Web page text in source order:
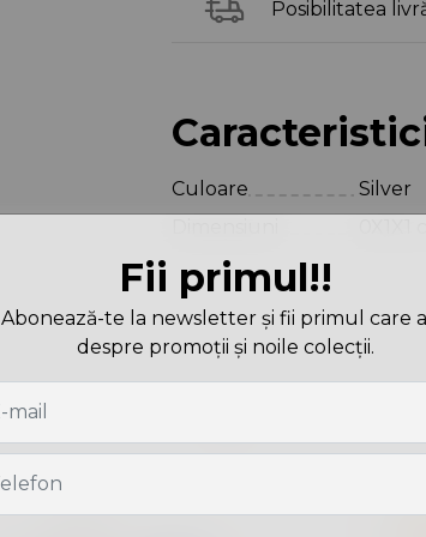
Posibilitatea
Culoare
Silver
Fii primul!!
Abonează-te la newsletter și fii primul care
despre promoții și noile colecții.